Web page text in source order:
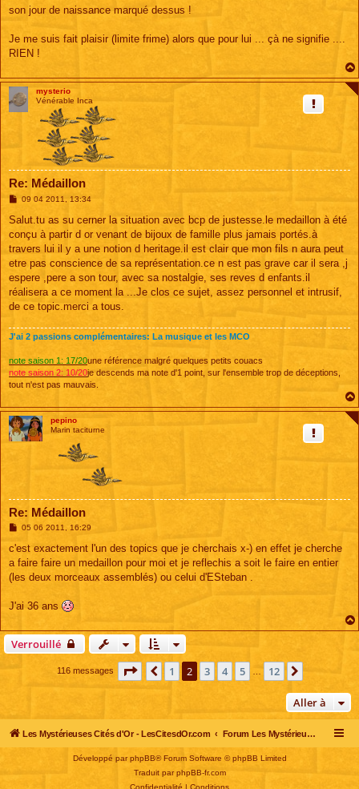
son jour de naissance marqué dessus !
Je me suis fait plaisir (limite frime) alors que pour lui ... çà ne signifie ....
RIEN !
mysterio
Vénérable Inca
Re: Médaillon
M
s
a
g
09 04 2011, 13:34
Salut.tu as su cerner la situation avec bcp de justesse.le medaillon à été
conçu à partir d or venant de bijoux de famille plus jamais portés.à
travers lui il y a une notion d heritage.il est clair que mon fils n aura peut
etre pas conscience de sa représentation.ce n est pas grave car il sera ,j
espere ,pere a son tour, avec sa nostalgie, ses reves d enfants.il
réalisera a ce moment la ...Je clos ce sujet, assez personnel et intrusif,
de ce topic.merci a tous.
J'ai 2 passions complémentaires: La musique et les MCO
note saison 1: 17/20une référence malgré quelques petits couacs
note saison 2: 10/20je descends ma note d'1 point, sur l'ensemble trop de déceptions,
tout n'est pas mauvais.
pepino
Marin taciturne
Re: Médaillon
M
s
a
g
05 06 2011, 16:29
c'est exactement l'un des topics que je cherchais x-) en effet je cherche
a faire faire un medaillon pour moi et je reflechis a soit le faire en entier
(les deux morceaux assemblés) ou celui d'ESteban .
J'ai 36 ans
Verrouillé
116 messages Page sur12
Précédente
1 2 3 4 5 12
Aller à
Les Mystérieuses Cités d'Or - LesCitesdOr.com Forum Les Mystérieuses Cités d'Or
Développé parphpBB® Forum Software © phpBB Limited
Traduit parphpBB-fr.com
Confidentialité | Conditions